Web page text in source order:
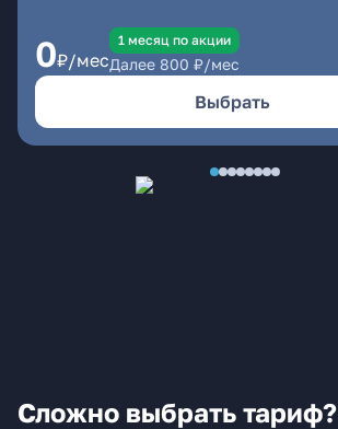
0₽/мес
1 месяц по акции
Далее 800 ₽/мес
Выбрать
Сложно выбрать тариф?